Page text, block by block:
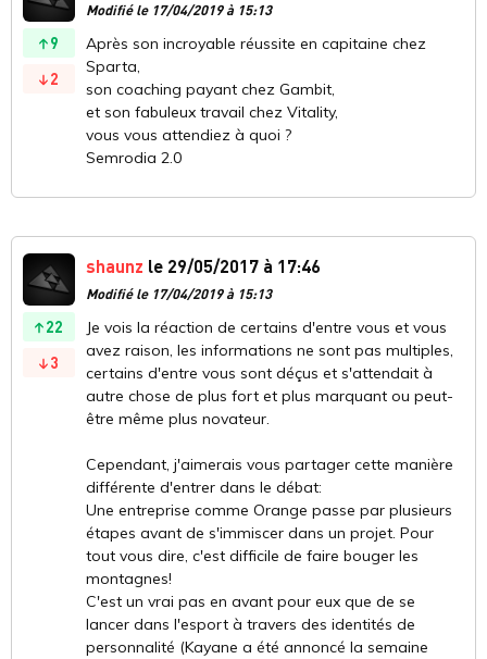
9
2
Modifié le 17/04/2019 à 15:13
Après son incroyable réussite en capitaine chez
Sparta,
son coaching payant chez Gambit,
et son fabuleux travail chez Vitality,
vous vous attendiez à quoi ?
Semrodia 2.0
22
3
shaunz le 29/05/2017 à 17:46
Modifié le 17/04/2019 à 15:13
Je vois la réaction de certains d'entre vous et vous
avez raison, les informations ne sont pas multiples,
certains d'entre vous sont déçus et s'attendait à
autre chose de plus fort et plus marquant ou peut-
être même plus novateur.
Cependant, j'aimerais vous partager cette manière
différente d'entrer dans le débat:
Une entreprise comme Orange passe par plusieurs
étapes avant de s'immiscer dans un projet. Pour
tout vous dire, c'est difficile de faire bouger les
montagnes!
C'est un vrai pas en avant pour eux que de se
lancer dans l'esport à travers des identités de
personnalité (Kayane a été annoncé la semaine